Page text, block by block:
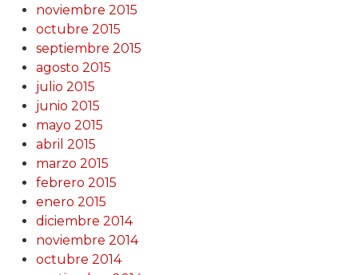
noviembre 2015
octubre 2015
septiembre 2015
agosto 2015
julio 2015
junio 2015
mayo 2015
abril 2015
marzo 2015
febrero 2015
enero 2015
diciembre 2014
noviembre 2014
octubre 2014